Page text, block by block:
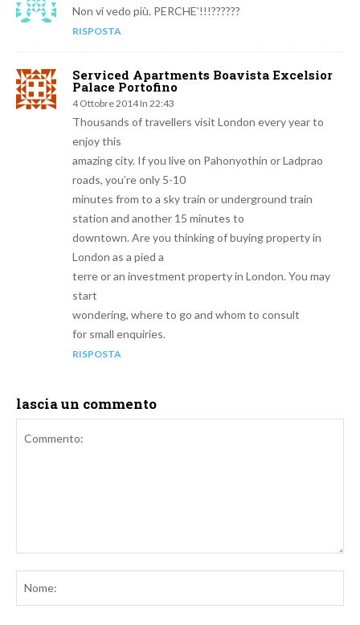
Non vi vedo più. PERCHE’!!!??????
RISPOSTA
Serviced Apartments Boavista Excelsior
Palace Portofino
4 Ottobre 2014 In 22:43
Thousands of travellers visit London every year to
enjoy this
amazing city. If you live on Pahonyothin or Ladprao
roads, you’re only 5-10
minutes from to a sky train or underground train
station and another 15 minutes to
downtown. Are you thinking of buying property in
London as a pied a
terre or an investment property in London. You may
start
wondering, where to go and whom to consult
for small enquiries.
RISPOSTA
lascia un commento